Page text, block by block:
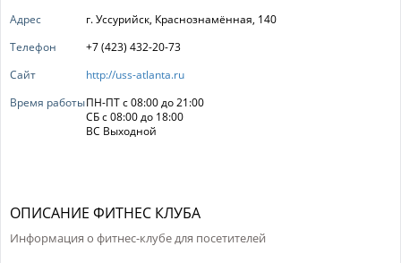
Адрес
г. Уссурийск, Краснознамённая, 140
Телефон
+7 (423) 432-20-73
Сайт
http://uss-atlanta.ru
Время работыПН-ПТ с 08:00 до 21:00
СБ с 08:00 до 18:00
ВС Выходной
ОПИСАНИЕ ФИТНЕС КЛУБА
Информация о фитнес-клубе для посетителей